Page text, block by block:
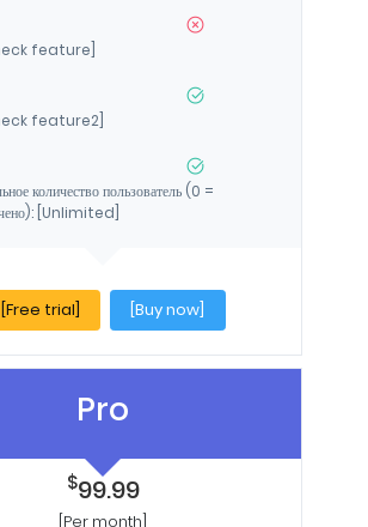
feature]
feature2]
количество пользователь (0 =
[Unlimited]
[Free trial] [Buy now]
Pro
$99.99
[Per month]